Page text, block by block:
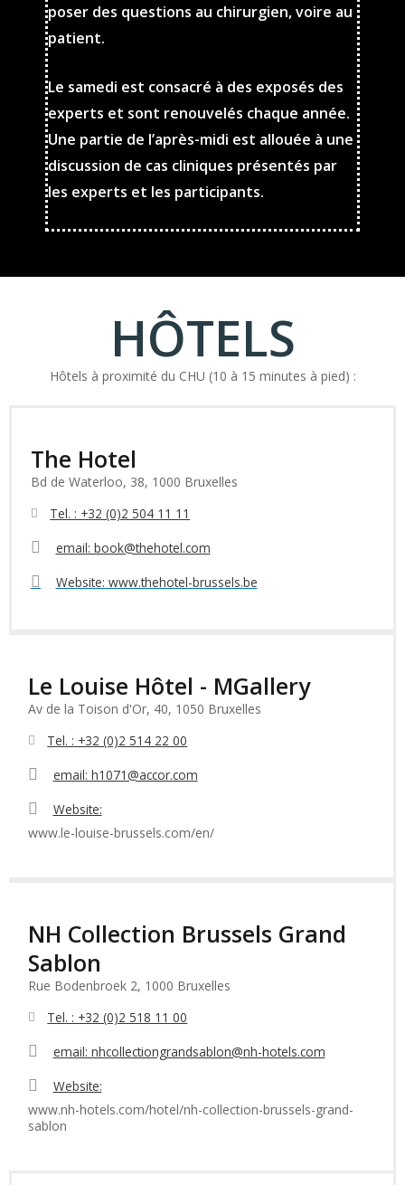
poser des questions au chirurgien, voire au
patient.
Le samedi est consacré à des exposés des
experts et sont renouvelés chaque année.
Une partie de l’après-midi est allouée à une
discussion de cas cliniques présentés par
les experts et les participants.
HÔTELS
Hôtels à proximité du CHU (10 à 15 minutes à pied) :
The Hotel
Bd de Waterloo, 38, 1000 Bruxelles
Tel. : +32 (0)2 504 11 11
email: book@thehotel.com
Website: www.thehotel-brussels.be
Le Louise Hôtel - MGallery
Av de la Toison d'Or, 40, 1050 Bruxelles
Tel. : +32 (0)2 514 22 00
email: h1071@accor.com
Website:
www.le-louise-brussels.com/en/
NH Collection Brussels Grand
Sablon
Rue Bodenbroek 2, 1000 Bruxelles
Tel. : +32 (0)2 518 11 00
email: nhcollectiongrandsablon@nh-hotels.com
Website:
www.nh-hotels.com/hotel/nh-collection-brussels-grand-
sablon